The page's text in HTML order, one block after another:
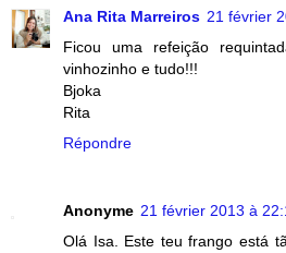
Ana Rita Marreiros 21 février
Ficou uma refeição
vinhozinho e tudo!!!
Bjoka
Rita
Répondre
Anonyme 21 février 2013 à
Olá Isa. Este teu frango está